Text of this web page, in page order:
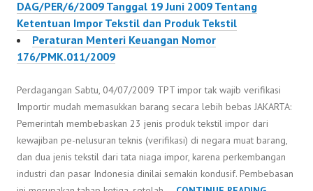
DAG/PER/6/2009 Tanggal 19 Juni 2009 Tentang
Ketentuan Impor Tekstil dan Produk Tekstil
Peraturan Menteri Keuangan Nomor
176/PMK.011/2009
Perdagangan Sabtu, 04/07/2009 TPT impor tak wajib verifikasi
Importir mudah memasukkan barang secara lebih bebas JAKARTA:
Pemerintah membebaskan 23 jenis produk tekstil impor dari
kewajiban pe-nelusuran teknis (verifikasi) di negara muat barang,
dan dua jenis tekstil dari tata niaga impor, karena perkembangan
industri dan pasar Indonesia dinilai semakin kondusif. Pembebasan